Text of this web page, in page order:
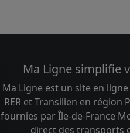
Ma Ligne simplifie
Ma Ligne est un site en
RER et Transilien en région
fournies par Île-de-France
direct des transports